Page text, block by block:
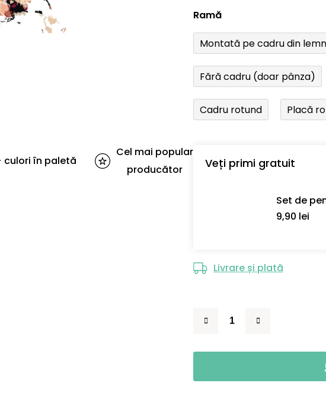
Ramă
Montată pe cadru din
Fără cadru (doar pânza)
Cadru rotund Placă
Veți primi gratuit
Set de
9,90 lei
Livrare și plată
culori în paletă
Cel mai popular
producător